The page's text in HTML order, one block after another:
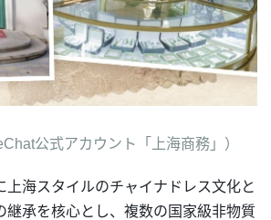
公式アカウント「上海商務」）
上海スタイルのチャイナドレス文化と
継承を核心とし、複数の国家級非物質